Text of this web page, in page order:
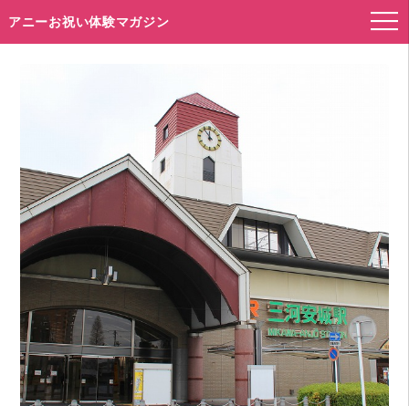
アニーお祝い体験マガジン